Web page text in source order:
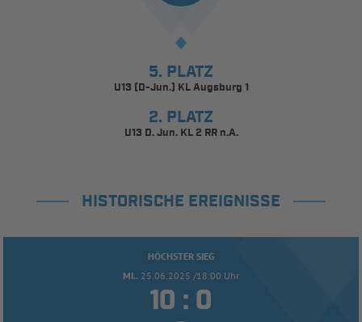
5. PLATZ
U13 (D-Jun.) KL Augsburg 1
2. PLATZ
U13 D. Jun. KL 2 RR n.A.
HISTORISCHE EREIGNISSE
HÖCHSTER SIEG
MI.. 25.06.2025 /18:00 Uhr
 : 